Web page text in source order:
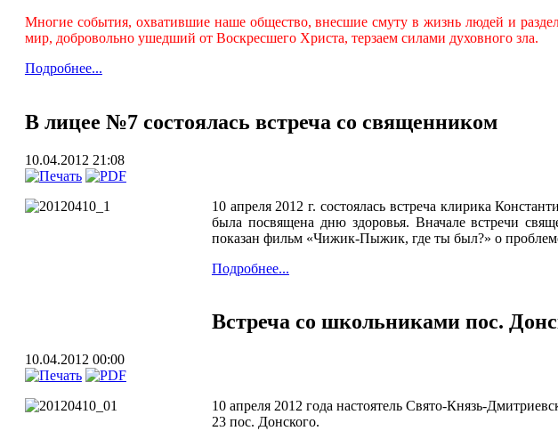
Многие события, охватившие наше общество, внесшие смуту в жизнь людей и
мир, добровольно ушедший от Воскресшего Христа, терзаем силами духовного зла.
Подробнее...
В лицее №7 состоялась встреча со священником
10.04.2012 21:08
10 апреля 2012 г. состоялась встреча клирика
была посвящена дню здоровья. Вначале встречи
показан фильм «Чижик-Пыжик, где ты был?» о
Подробнее...
Встреча со школьниками пос.
10.04.2012 00:00
10 апреля 2012 года настоятель Свято-Князь-
23 пос. Донского.